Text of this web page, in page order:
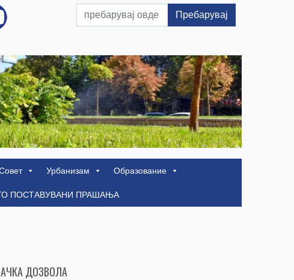
Пребарувај
Урбанизам
Образование
ПОСТАВУВАНИ ПРАШАЊА
ДОЗВОЛА